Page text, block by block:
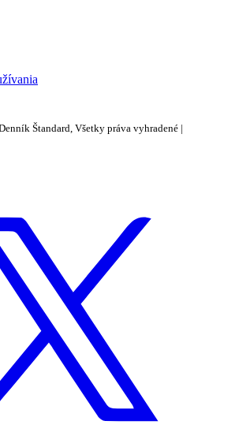
Štandard, Všetky práva vyhradené |